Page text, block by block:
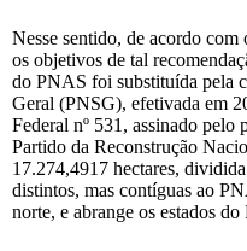
Nesse sentido, de acordo
os objetivos de tal
do PNAS foi substituída pela
Geral (PNSG), efetivada em
Federal nº 531, assinado pelo
Partido da Reconstrução
17.274,4917 hectares,
distintos, mas contíguas ao
norte, e abrange os estados